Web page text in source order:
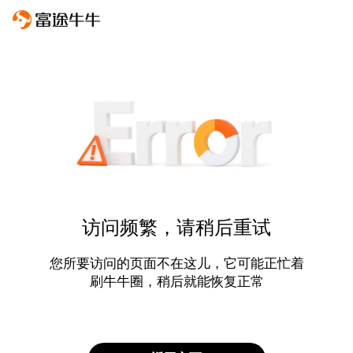
访问频繁，请稍后重试
您所要访问的页面不在这儿，它可能正忙着
刷牛牛圈，稍后就能恢复正常